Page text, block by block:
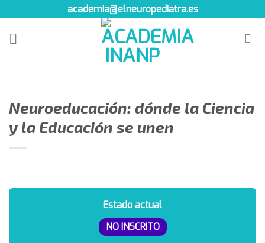
to
content
academia@elneuropediatra.es
Neuroeducación: dónde la Ciencia
y la Educación se unen
Estado actual
NO INSCRITO